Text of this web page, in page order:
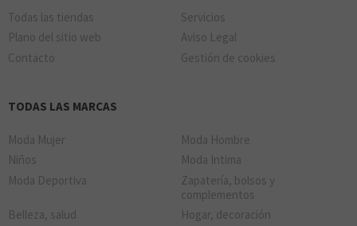
Todas las tiendas
Servicios
Plano del sitio web
Aviso Legal
Contacto
Gestión de cookies
TODAS LAS MARCAS
Moda Mujer
Moda Hombre
Niños
Moda Intima
Moda Deportiva
Zapatería, bolsos y
complementos
Belleza, salud
Hogar, decoración